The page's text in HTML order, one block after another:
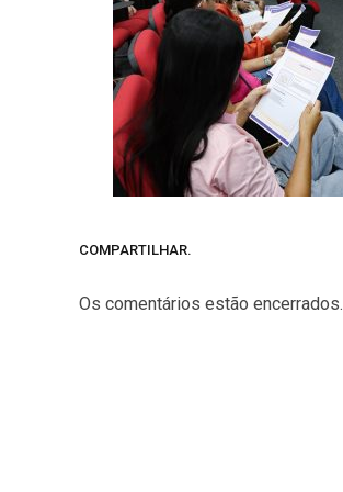
COMPARTILHAR.
Os comentários estão encerrados.